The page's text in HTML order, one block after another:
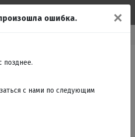
✕
ошибка.
позднее.
с нами по следующим